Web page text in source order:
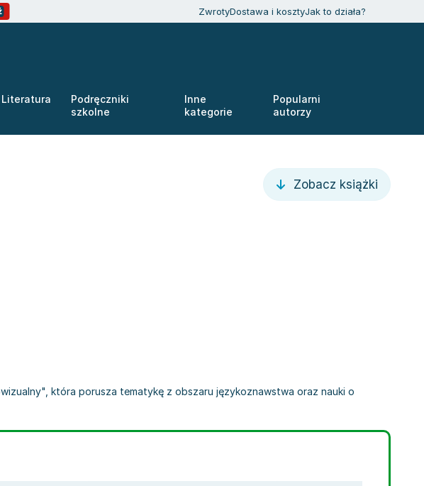
ZwrotyDostawa i kosztyJak to działa?
Literatura
Podręczniki
szkolne
Inne
kategorie
Popularni
autorzy
Zobacz książki
która porusza tematykę z obszaru językoznawstwa oraz nauki o